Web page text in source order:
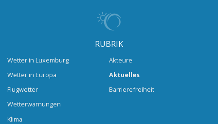
RUBRIK
Wetter in Luxemburg
Wetter in Europa
Flugwetter
Wetterwarnungen
Klima
Akteure
Aktuelles
Barrierefreiheit